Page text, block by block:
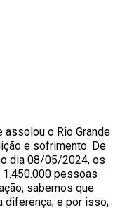
o Rio Grande
e sofrimento. De
dia 08/05/2024, os
pessoas
sabemos que
diferença, e por isso,